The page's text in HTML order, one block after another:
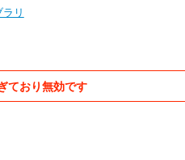
リ
ており無効です